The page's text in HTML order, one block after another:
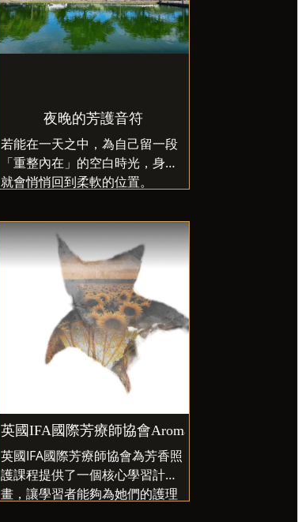
夜晚的芳護音符
若能在一天之中，為自己留一段
「重整內在」的空白時光，身心
就會悄悄回到柔軟的位置。
英國IFA國際芳療師協會AromaCare芳香照護師
英國IFA國際芳療師協會為芳香照
護課程提供了一個核心學習計
畫，讓學習者能夠為她們的護理